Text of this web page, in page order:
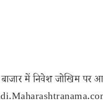
में निवेश जोखिम पर